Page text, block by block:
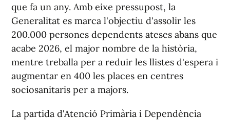
que fa un any. Amb eixe pressupost, la
Generalitat es marca l'objectiu d'assolir les
200.000 persones dependents ateses abans que
acabe 2026, el major nombre de la història,
mentre treballa per a reduir les llistes d'espera i
augmentar en 400 les places en centres
sociosanitaris per a majors.
La partida d'Atenció Primària i Dependència